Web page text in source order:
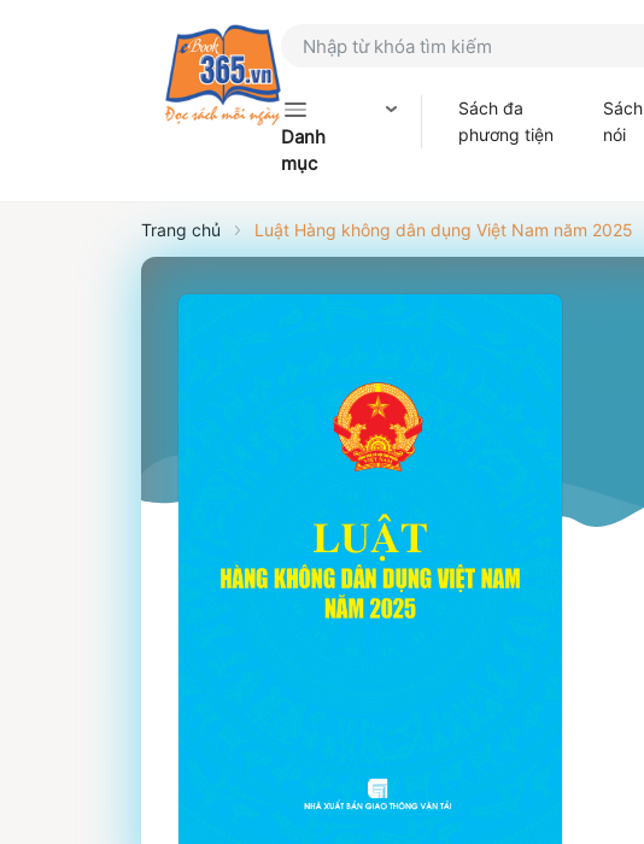
Danh
mục
Sách đa
phương tiện
Sách
nói
Trang chủ Luật Hàng không dân dụng Việt Nam năm 2025